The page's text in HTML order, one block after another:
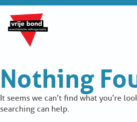
Search
for:
BOND
OVER DE VRIJE BOND
UITGANGSPUNTEN
Nothing
It seems we can’t find what you’re
searching can help.